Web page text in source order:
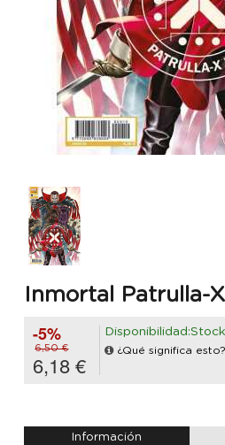
Inmortal Patrulla-
-5%
6,50 €
6,18 €
¿Qué significa esto?
Información